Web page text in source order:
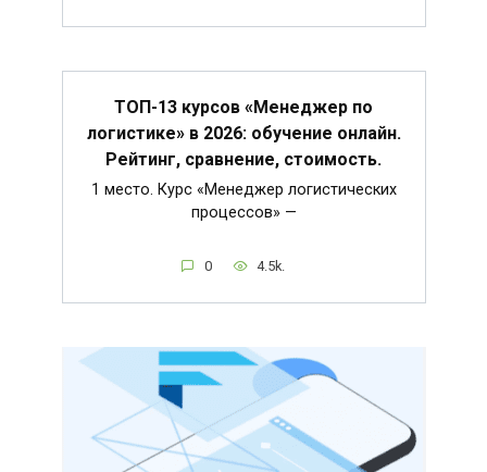
ТОП-13 курсов «Менеджер по
логистике» в 2026: обучение онлайн.
Рейтинг, сравнение, стоимость.
1 место. Курс «Менеджер логистических
процессов» —
0 4.5k.